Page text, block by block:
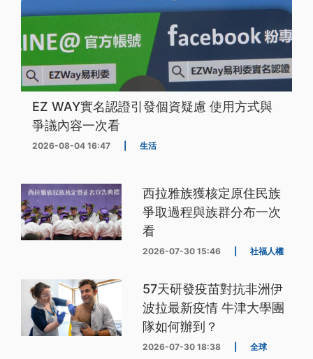
EZ WAY實名認證引發個資疑慮 使用方式與
爭議內容一次看
2026-08-04 16:47 生活
西拉雅族獲核定原住民族
爭取過程與族群分布一次
看
2026-07-30 15:46 社福人權
57天研發疫苗對抗非洲伊
波拉最新疫情 牛津大學團
隊如何辦到？
2026-07-30 18:38 全球